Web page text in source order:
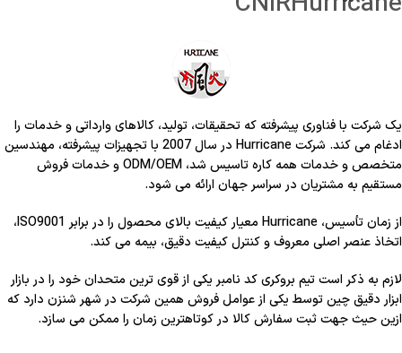
یک شرکت با فناوری پیشرفته که تحقیقات، تولید، کالاهای وارداتی و خدمات را
ادغام می کند. شرکت Hurricane در سال 2007 با تجهیزات پیشرفته، مهندسین
متخصص و خدمات همه کاره تاسیس شد، ODM/OEM و خدمات فروش
مستقیم به مشتریان در سراسر جهان ارائه می شود.
از زمان تأسیس، Hurricane معیار کیفیت بالای محصول را در برابر ISO9001،
اتخاذ عنصر اصلی معروف و کنترل کیفیت دقیق، بیمه می کند.
لازم به ذکر است تیم بروکری کد نامبر یکی از قوی ترین متحدان خود را در بازار
ابزار دقیق چین توسط یکی از عوامل فروش همین شرکت در شهر شنزن دارد که
ازین حیث جهت ثبت سفارش کالا در کوتاهترین زمان را ممکن می سازد.